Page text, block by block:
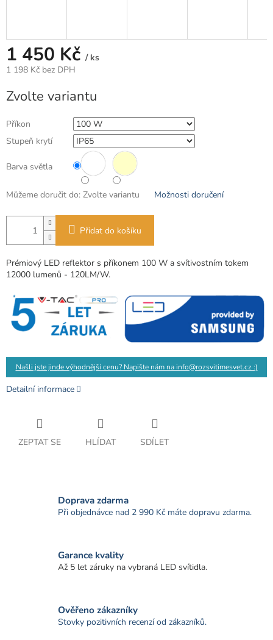
1 450 Kč / ks
1 198 Kč bez DPH
cena:
Zvolte variantu
Příkon
Stupeň krytí
Barva světla
Můžeme doručit do: Zvolte variantu Možnosti doručení
Přidat do košíku
Prémiový LED reflektor s příkonem 100 W a svítivostním tokem
12000 lumenů - 120LM/W.
Našli jste jinde výhodnější cenu? Napište nám na info@rozsvitimesvet.cz :)
Detailní informace
ZEPTAT SE HLÍDAT SDÍLET
Doprava zdarma
Při objednávce nad 2 990 Kč máte dopravu zdarma.
Garance kvality
Až 5 let záruky na vybraná LED svítidla.
Ověřeno zákazníky
Stovky pozitivních recenzí od zákazníků.